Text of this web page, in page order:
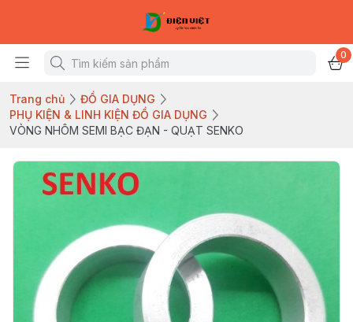
0
Trang chủ
ĐỒ GIA DỤNG
PHỤ KIỆN & LINH KIỆN ĐỒ GIA DỤNG
VÒNG NHÔM SEMI BẠC ĐẠN - QUẠT SENKO